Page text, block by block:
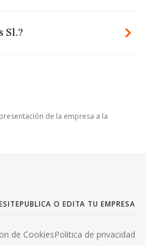
Sl.?
de la empresa a la
PUBLICA O EDITA TU EMPRESA
de CookiesPolitica de privacidad